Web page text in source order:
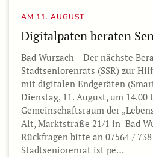
AM 11. AUGUST
Digitalpaten beraten
Bad Wurzach – Der nächste
Stadtseniorenrats (SSR) zur
mit digitalen Endgeräten
Dienstag, 11. August, um 14.00
Gemeinschaftsraum der
Alt, Marktstraße 21/1 in Bad
Rückfragen bitte an 07564 /
Stadtseniorenrat ist pe…